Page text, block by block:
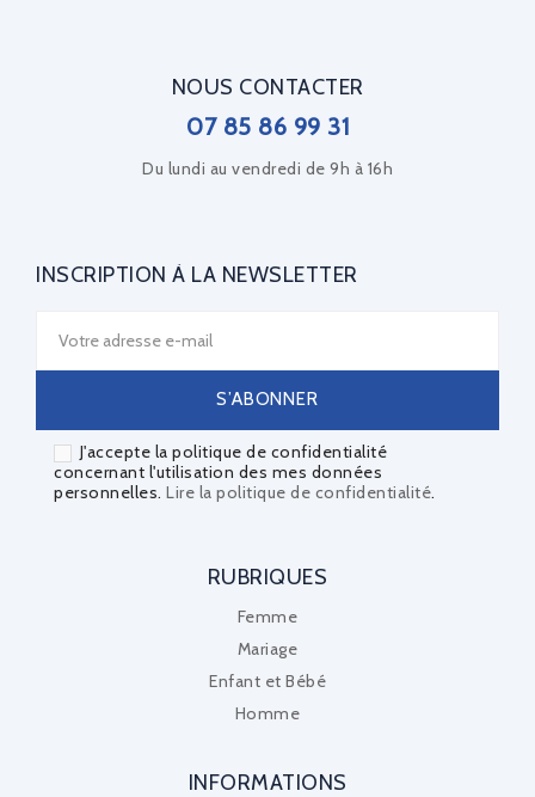
NOUS CONTACTER
07 85 86 99 31
Du lundi au vendredi de 9h à 16h
INSCRIPTION À LA NEWSLETTER
J'accepte la politique de confidentialité
concernant l'utilisation des mes données
personnelles. Lire la politique de confidentialité.
RUBRIQUES
Femme
Mariage
Enfant et Bébé
Homme
INFORMATIONS